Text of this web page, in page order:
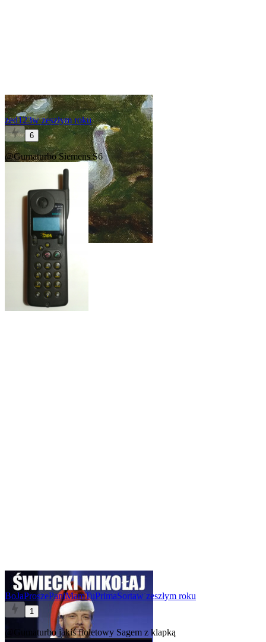
zed123w zeszłym roku
6
@GumaturboSiemens S6
BoJaProszePaniMamTuPrimaSortaw zeszłym roku
1
@Gumaturbojakiś fioletowy Sagem z klapką